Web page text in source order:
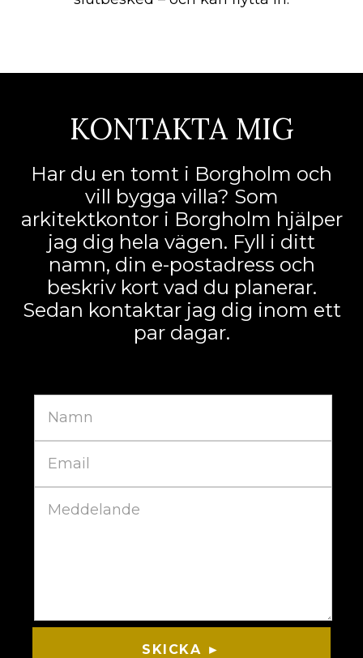
KONTAKTA MIG
Har du en tomt i Borgholm och
vill bygga villa? Som
arkitektkontor i Borgholm hjälper
jag dig hela vägen. Fyll i ditt
namn, din e-postadress och
beskriv kort vad du planerar.
Sedan kontaktar jag dig inom ett
par dagar.
SKICKA ►